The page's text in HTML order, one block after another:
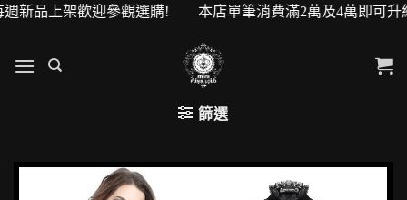
歡迎參觀選購! 本店單筆消費滿2萬及4萬即可升級VIP會
篩選